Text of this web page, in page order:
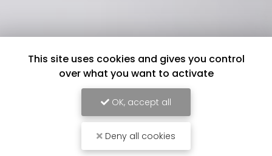
This site uses cookies and gives you control
over what you want to activate
OK, accept all
Deny all cookies